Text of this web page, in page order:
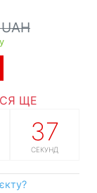
ЩЕ
36
СЕКУНД